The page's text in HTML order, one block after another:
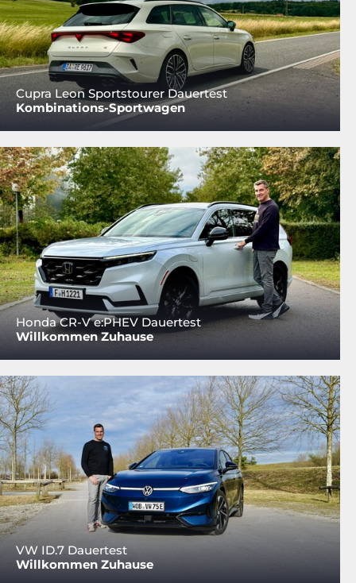
Cupra Leon Sportstourer Dauertest
Kombinations-Sportwagen
Honda CR-V e:PHEV Dauertest
Willkommen Zuhause
VW ID.7 Dauertest
Willkommen Zuhause